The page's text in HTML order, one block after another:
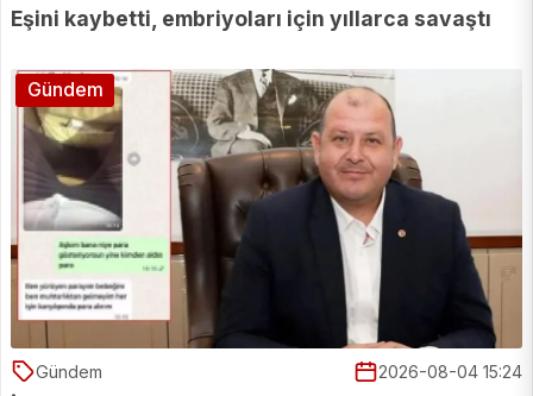
Eşini kaybetti, embriyoları için yıllarca savaştı
Gündem 2026-08-04 15:24
Gündem